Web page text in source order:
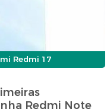
Redmi 17
Redmi Note